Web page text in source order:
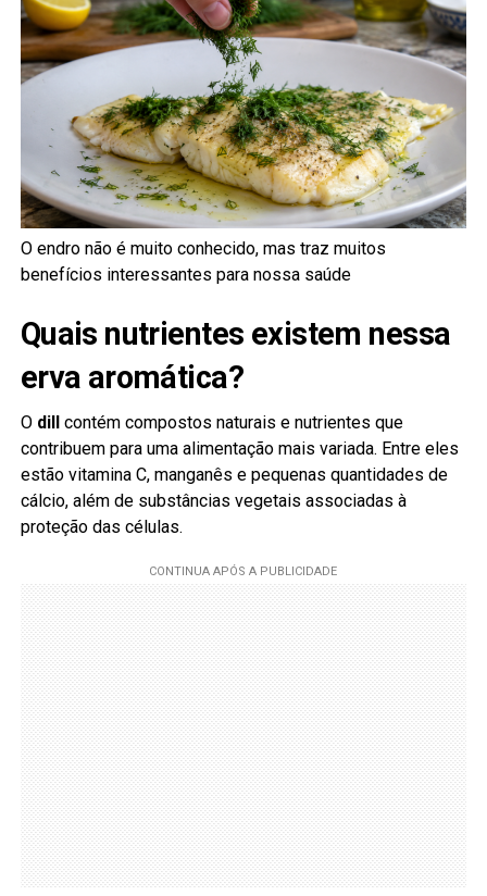
O endro não é muito conhecido, mas traz muitos
benefícios interessantes para nossa saúde
Quais nutrientes existem nessa
erva aromática?
O dillcontém compostos naturais e nutrientes que
contribuem para uma alimentação mais variada. Entre eles
estão vitamina C, manganês e pequenas quantidades de
cálcio, além de substâncias vegetais associadas à
proteção das células.